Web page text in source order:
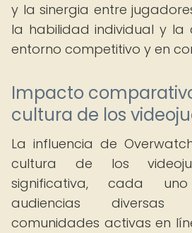
y la sinergia entre
la habilidad individual y la
entorno competitivo y en
Impacto
cultura de los
La influencia de
cultura de los
significativa, cada
audiencias
comunidades activas en